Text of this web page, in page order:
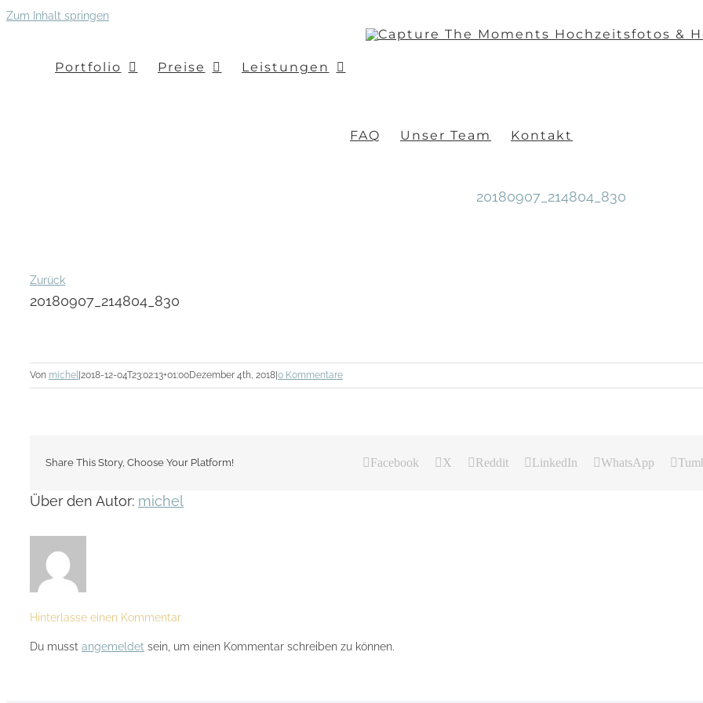
Zum Inhalt springen
Portfolio Preise Leistungen
FAQ Unser Team Kontakt
20180907_214804_830
Zurück
20180907_214804_830
Von michel |2018-12-04T23:02:13+01:00Dezember 4th, 2018|0 Kommentare
Share This Story, Choose Your Platform! Facebook X Reddit LinkedIn WhatsApp
Über den Autor: michel
Hinterlasse einen Kommentar
Du musst angemeldet sein, um einen Kommentar schreiben zu können.